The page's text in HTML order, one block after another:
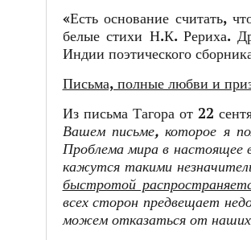
«Есть основание считать,
белые стихи Н.К. Рериха.
Индии поэтического
Письма, полные любви и
Из письма Тагора от 22
Вашем письме, которое я
Проблема мира в настоящее
кажутся такими
быстротой
всех сторон предвещает
можем отказаться от наших